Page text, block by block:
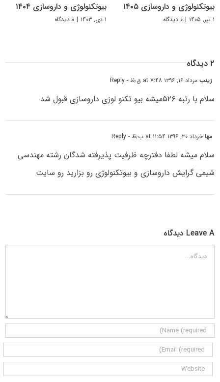
بیوتکنولوژی و داروسازی ۱۴۰۵
۱ تیر, ۱۴۰۵ | ۰ دیدگاه
بیوتکنولوژی و داروسازی ۱۴۰۴
۱ دی, ۱۴۰۳ | ۰ دیدگاه
۲ دیدگاه
زینبمرداد ۱۶, ۱۳۹۶ at ۷:۴۸ ق٫ظ - Reply
سلام با رتبه ۵۲۶میشه بیو تکنو لوزی داروسازی قبول شد
مهاخرداد ۳۰, ۱۳۹۶ at ۱۱:۵۴ ب٫ظ - Reply
سلام میشه لطفا دفترچه ظرفیت پذیرفته شدگان رشته مهندسی
شیمی گرایش داروسازی و بیوتکنولوژی رو بزارید رو سایت
Leave A دیدگاه
دیدگاه